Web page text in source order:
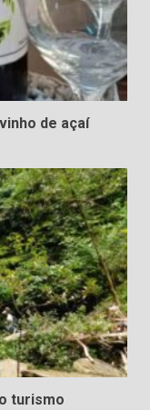
de açaí
turismo